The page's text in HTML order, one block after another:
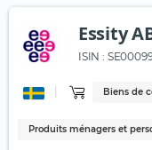
Essity
ISIN :
Biens de
Produits ménagers et